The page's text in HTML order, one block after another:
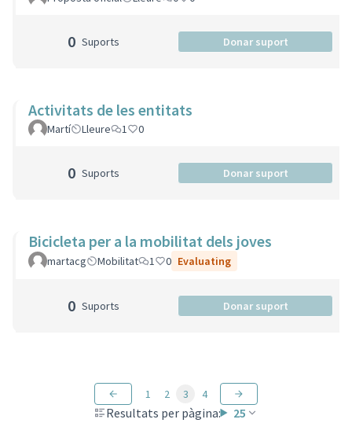
0 Suports Donar suport
Activitats de les entitats
Martí Lleure 1 0
0 Suports Donar suport
Bicicleta per a la mobilitat dels joves
martacg Mobilitat 1 0 Evaluating
0 Suports Donar suport
Resultats per pàgina: 25
1 2 3 4